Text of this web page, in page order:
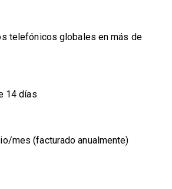
telefónicos globales en más de
14 días
mes (facturado anualmente)